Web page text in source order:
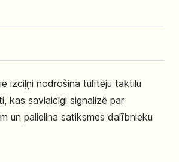
izciļņi nodrošina tūlītēju taktilu
kas savlaicīgi signalizē par
un palielina satiksmes dalībnieku